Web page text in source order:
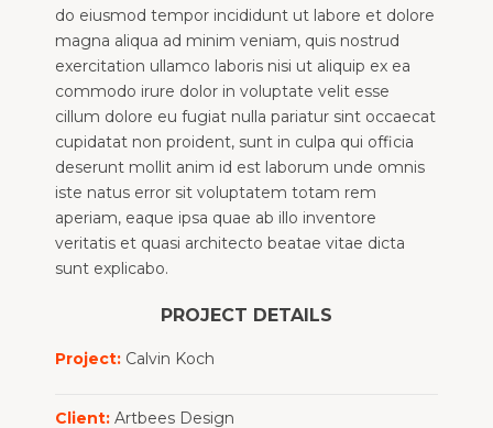
do eiusmod tempor incididunt ut labore et dolore
magna aliqua ad minim veniam, quis nostrud
exercitation ullamco laboris nisi ut aliquip ex ea
commodo irure dolor in voluptate velit esse
cillum dolore eu fugiat nulla pariatur sint occaecat
cupidatat non proident, sunt in culpa qui officia
deserunt mollit anim id est laborum unde omnis
iste natus error sit voluptatem totam rem
aperiam, eaque ipsa quae ab illo inventore
veritatis et quasi architecto beatae vitae dicta
sunt explicabo.
PROJECT DETAILS
Project: Calvin Koch
Client: Artbees Design